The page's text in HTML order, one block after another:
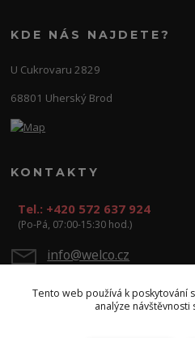
KDE NÁS NAJDETE?
U Cukrovaru 2829
68801 Uherský Brod
KONTAKTY
Tel.: +420 572 637 924
(Po-Pá, 07:00-15:30 hod.)
info@welco.cz
Tento web používá k poskytování
analýze